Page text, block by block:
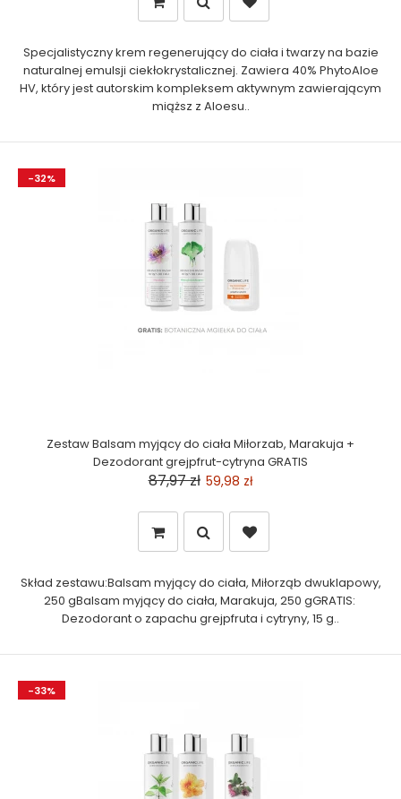
Specjalistyczny krem regenerujący do ciała i twarzy na bazie
naturalnej emulsji ciekłokrystalicznej. Zawiera 40% PhytoAloe
HV, który jest autorskim kompleksem aktywnym zawierającym
miąższ z Aloesu..
-32%
Zestaw Balsam myjący do ciała Miłorzab, Marakuja +
Dezodorant grejpfrut-cytryna GRATIS
87,97 zł 59,98 zł
Skład zestawu:Balsam myjący do ciała, Miłorząb dwuklapowy,
250 gBalsam myjący do ciała, Marakuja, 250 gGRATIS:
Dezodorant o zapachu grejpfruta i cytryny, 15 g..
-33%